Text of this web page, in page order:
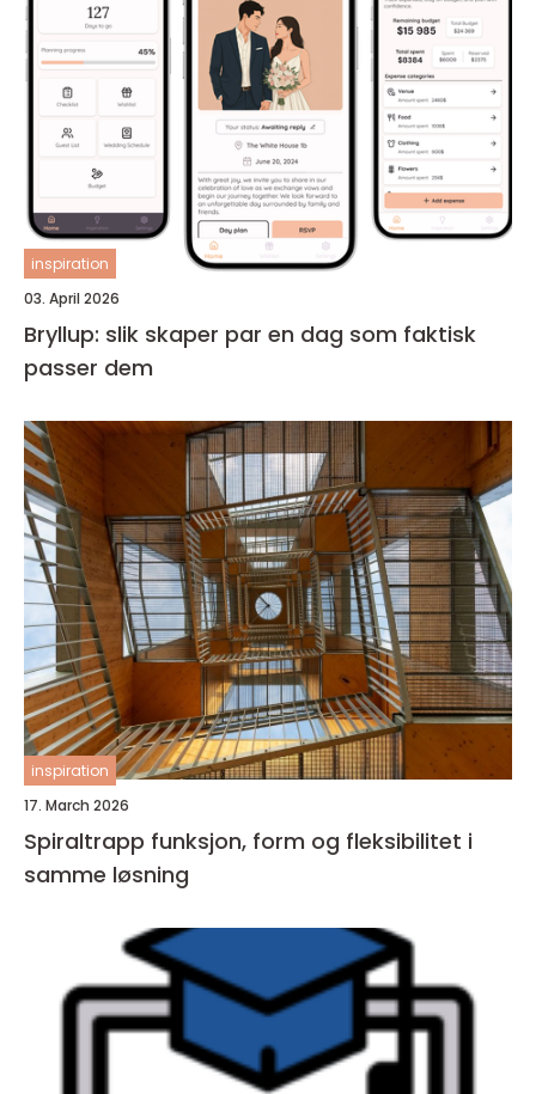
inspiration
03. April 2026
Bryllup: slik skaper par en dag som faktisk
passer dem
inspiration
17. March 2026
Spiraltrapp funksjon, form og fleksibilitet i
samme løsning